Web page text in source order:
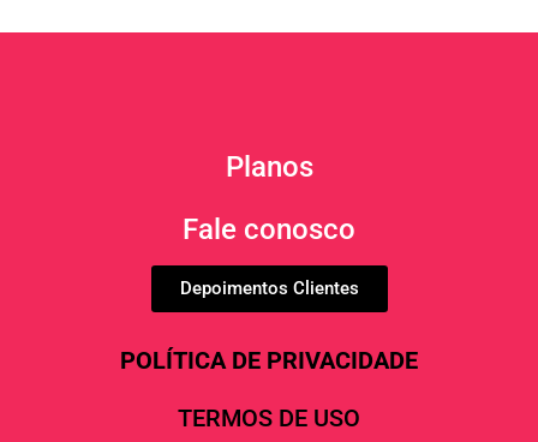
Planos
Fale conosco
Depoimentos Clientes
POLÍTICA DE PRIVACIDADE
TERMOS DE USO